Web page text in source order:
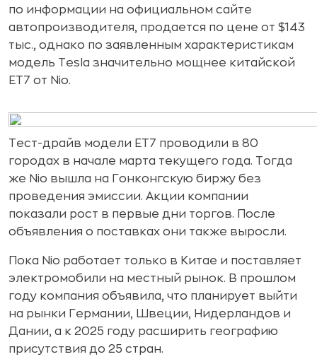
по информации на официальном сайте
автопроизводителя, продается по цене от $143
тыс., однако по заявленным характеристикам
модель Tesla значительно мощнее китайской
ET7 от Nio.
Тест-драйв модели ET7 проводили в 80
городах в начале марта текущего года. Тогда
же Nio вышла на Гонконгскую биржу без
проведения эмиссии. Акции компании
показали рост в первые дни торгов. После
объявления о поставках они также выросли.
Пока Nio работает только в Китае и поставляет
электромобили на местный рынок. В прошлом
году компания объявила, что планирует выйти
на рынки Германии, Швеции, Нидерландов и
Дании, а к 2025 году расширить географию
присутствия до 25 стран.